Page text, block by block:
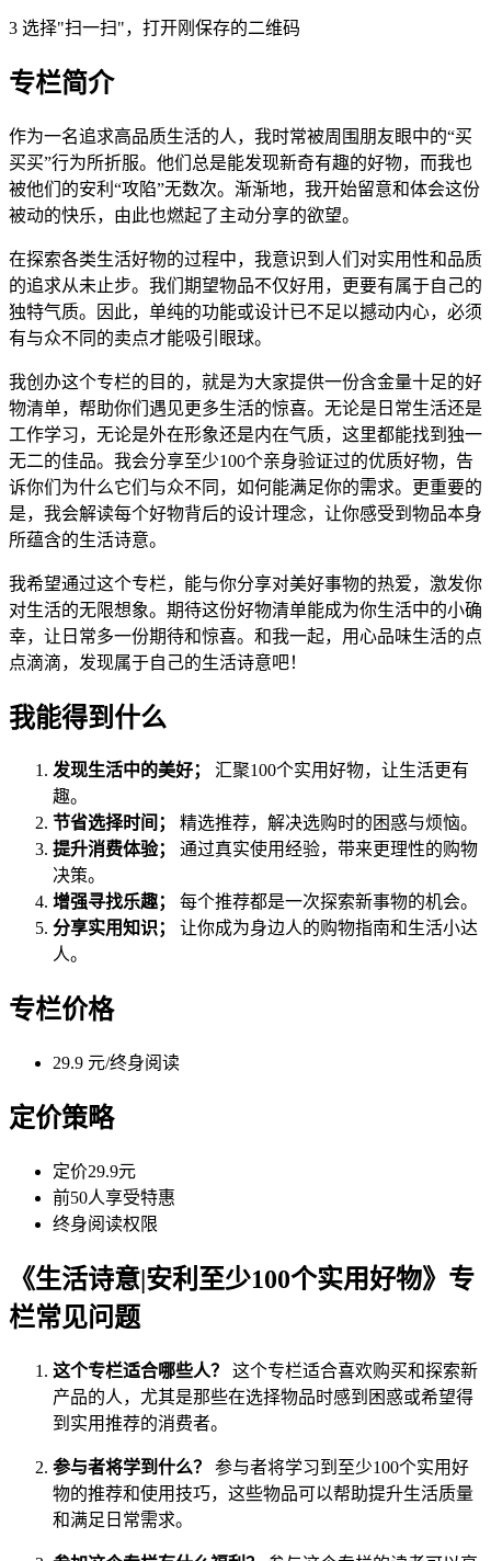
3 选择"扫一扫"，打开刚保存的二维码
专栏简介
作为一名追求高品质生活的人，我时常被周围朋友眼中的“买
买买”行为所折服。他们总是能发现新奇有趣的好物，而我也
被他们的安利“攻陷”无数次。渐渐地，我开始留意和体会这份
被动的快乐，由此也燃起了主动分享的欲望。
在探索各类生活好物的过程中，我意识到人们对实用性和品质
的追求从未止步。我们期望物品不仅好用，更要有属于自己的
独特气质。因此，单纯的功能或设计已不足以撼动内心，必须
有与众不同的卖点才能吸引眼球。
我创办这个专栏的目的，就是为大家提供一份含金量十足的好
物清单，帮助你们遇见更多生活的惊喜。无论是日常生活还是
工作学习，无论是外在形象还是内在气质，这里都能找到独一
无二的佳品。我会分享至少100个亲身验证过的优质好物，告
诉你们为什么它们与众不同，如何能满足你的需求。更重要的
是，我会解读每个好物背后的设计理念，让你感受到物品本身
所蕴含的生活诗意。
我希望通过这个专栏，能与你分享对美好事物的热爱，激发你
对生活的无限想象。期待这份好物清单能成为你生活中的小确
幸，让日常多一份期待和惊喜。和我一起，用心品味生活的点
点滴滴，发现属于自己的生活诗意吧！
我能得到什么
发现生活中的美好；
汇聚100个实用好物，让生活更有
趣。
节省选择时间；
精选推荐，解决选购时的困惑与烦恼。
提升消费体验；
通过真实使用经验，带来更理性的购物
决策。
增强寻找乐趣；
每个推荐都是一次探索新事物的机会。
分享实用知识；
让你成为身边人的购物指南和生活小达
人。
专栏价格
29.9 元/终身阅读
定价策略
定价29.9元
前50人享受特惠
终身阅读权限
《生活诗意|安利至少100个实用好物》专
栏常见问题
这个专栏适合哪些人？
这个专栏适合喜欢购买和探索新
产品的人，尤其是那些在选择物品时感到困惑或希望得
到实用推荐的消费者。
参与者将学到什么？
参与者将学习到至少100个实用好
物的推荐和使用技巧，这些物品可以帮助提升生活质量
和满足日常需求。